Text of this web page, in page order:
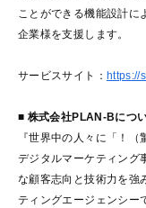
ことができる機能設計に
企業様を支援します。
サービスサイト： https://
■ 株式会社PLAN-Bにつ
『世界中の人々に「！
デジタルマーケティング
な顧客志向と技術力を強
ティングエージェンシー